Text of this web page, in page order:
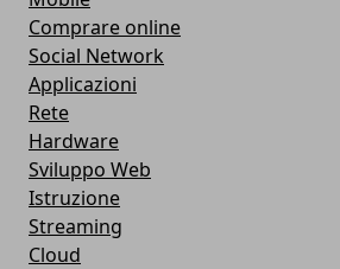
Comprare online
Social Network
Applicazioni
Rete
Hardware
Sviluppo Web
Istruzione
Streaming
Cloud